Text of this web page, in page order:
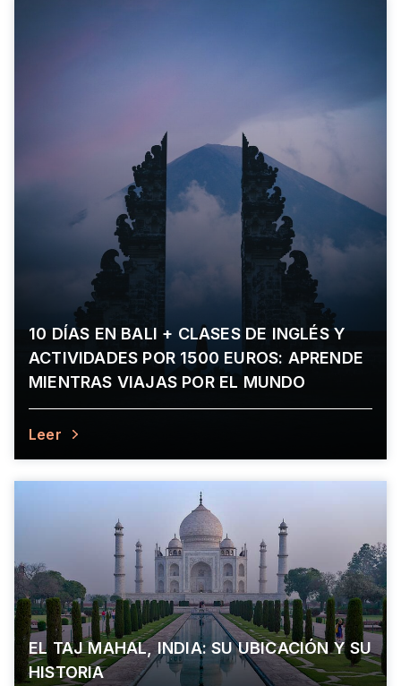
10 DÍAS EN BALI + CLASES DE INGLÉS Y
ACTIVIDADES POR 1500 EUROS: APRENDE
MIENTRAS VIAJAS POR EL MUNDO
Leer
EL TAJ MAHAL, INDIA: SU UBICACIÓN Y SU
HISTORIA